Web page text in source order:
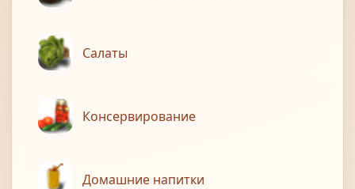
Салаты
Консервирование
Домашние напитки